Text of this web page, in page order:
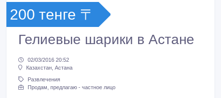
200 тенге 〒
Гелиевые шарики в Астане
02/03/2016 20:52
Казахстан, Астана
Развлечения
Продам, предлагаю - частное лицо